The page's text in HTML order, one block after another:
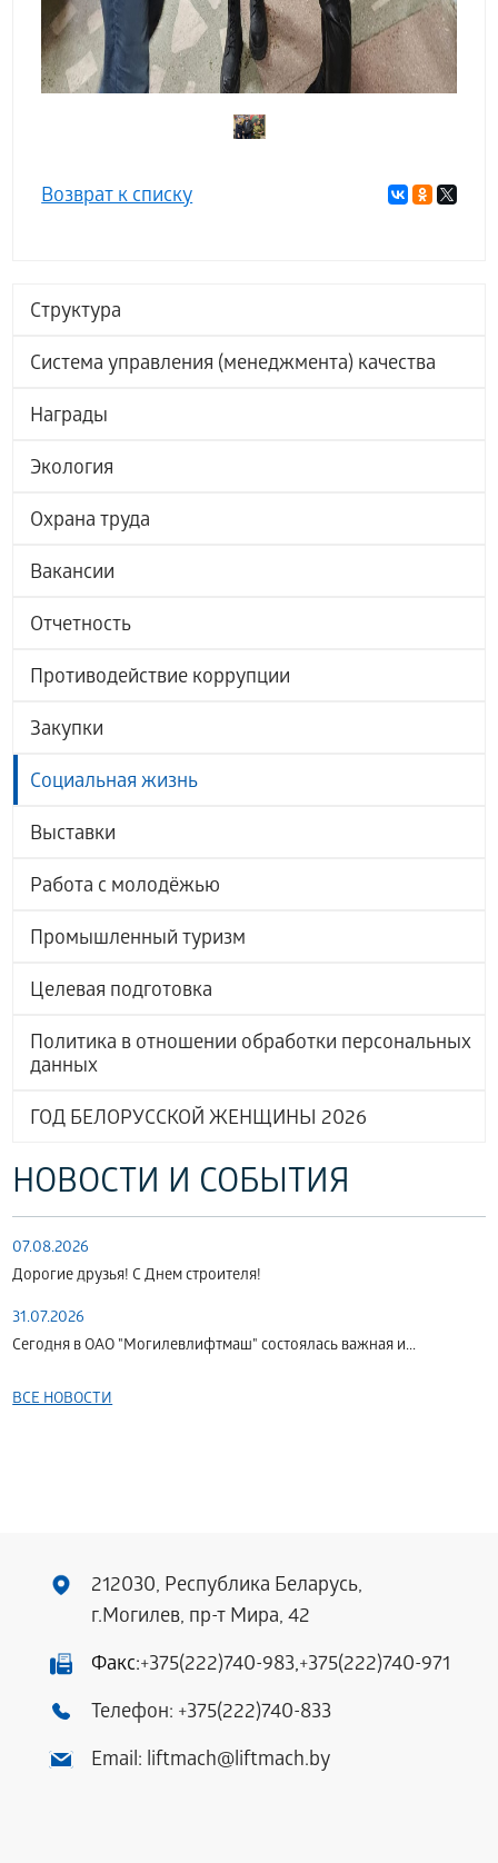
Структура
Система управления (менеджмента) качества
Награды
Экология
Охрана труда
Вакансии
Отчетность
Противодействие коррупции
Закупки
Социальная жизнь
Выставки
Работа с молодёжью
Промышленный туризм
Целевая подготовка
Политика в отношении обработки персональных
данных
ГОД БЕЛОРУССКОЙ ЖЕНЩИНЫ 2026
НОВОСТИ И СОБЫТИЯ
07.08.2026
Дорогие друзья! С Днем строителя!
31.07.2026
Сегодня в ОАО "Могилевлифтмаш" состоялась важная и...
ВСЕ НОВОСТИ
Возврат к списку
212030, Республика Беларусь,
г.Могилев, пр-т Мира, 42
Факс:+375(222)740-983,+375(222)740-971
Телефон: +375(222)740-833
Email: liftmach@liftmach.by